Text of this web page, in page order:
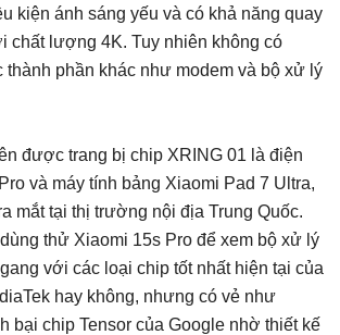
kiện ánh sáng yếu và có khả năng quay
chất lượng 4K. Tuy nhiên không có
thành phần khác như modem và bộ xử lý
được trang bị chip XRING 01 là điện
và máy tính bảng Xiaomi Pad 7 Ultra,
mắt tại thị trường nội địa Trung Quốc.
thử Xiaomi 15s Pro để xem bộ xử lý
với các loại chip tốt nhất hiện tại của
hay không, nhưng có vẻ như
bại chip Tensor của Google nhờ thiết kế